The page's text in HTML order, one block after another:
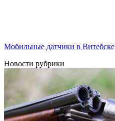
Мобильные датчики в Витебске
Новости рубрики